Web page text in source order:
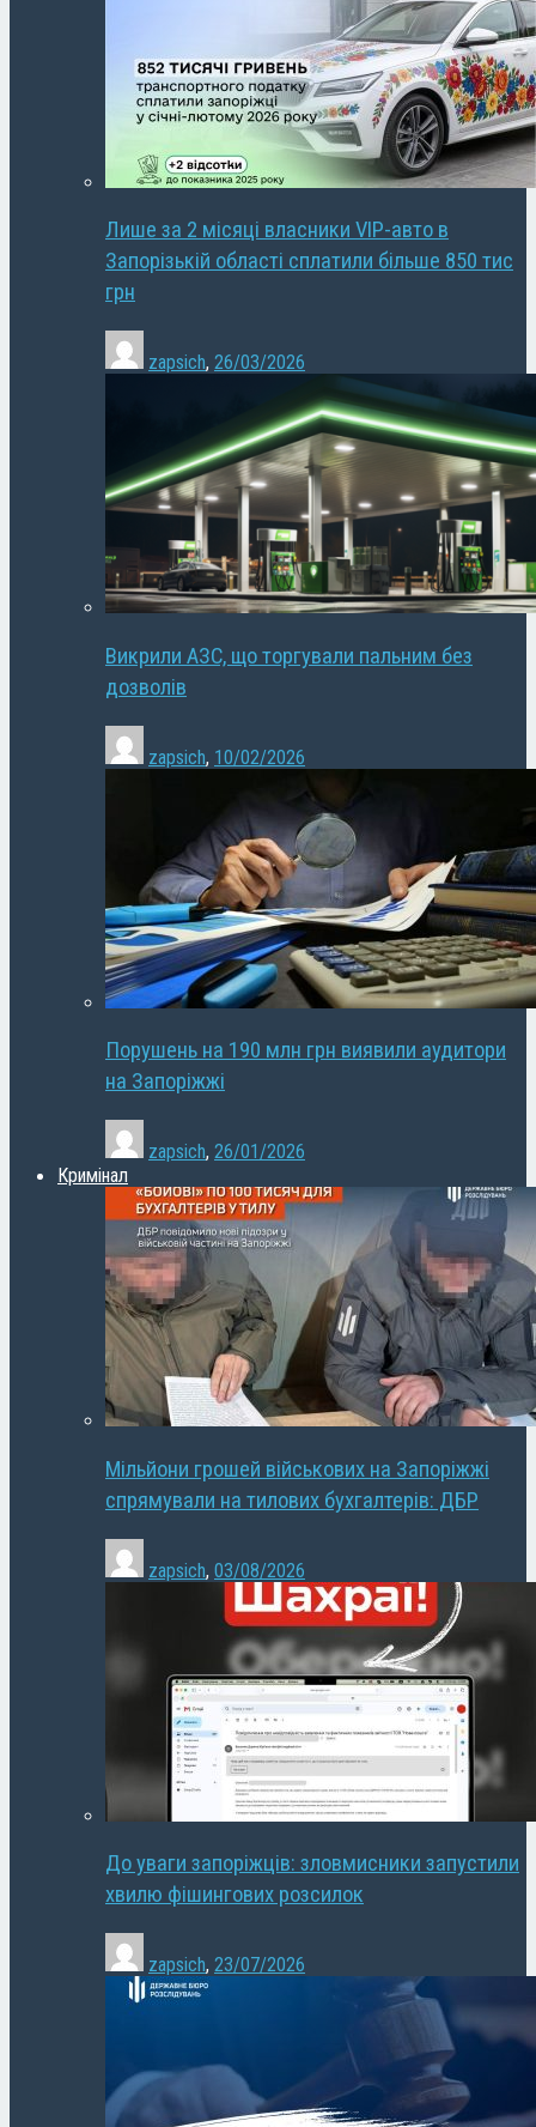
Лише за 2 місяці власники VIP-авто в
Запорізькій області сплатили більше 850 тис
грн
zapsich, 26/03/2026
Викрили АЗС, що торгували пальним без
дозволів
zapsich, 10/02/2026
Порушень на 190 млн грн виявили аудитори
на Запоріжжі
zapsich, 26/01/2026
Кримінал
Мільйони грошей військових на Запоріжжі
спрямували на тилових бухгалтерів: ДБР
zapsich, 03/08/2026
До уваги запоріжців: зловмисники запустили
хвилю фішингових розсилок
zapsich, 23/07/2026